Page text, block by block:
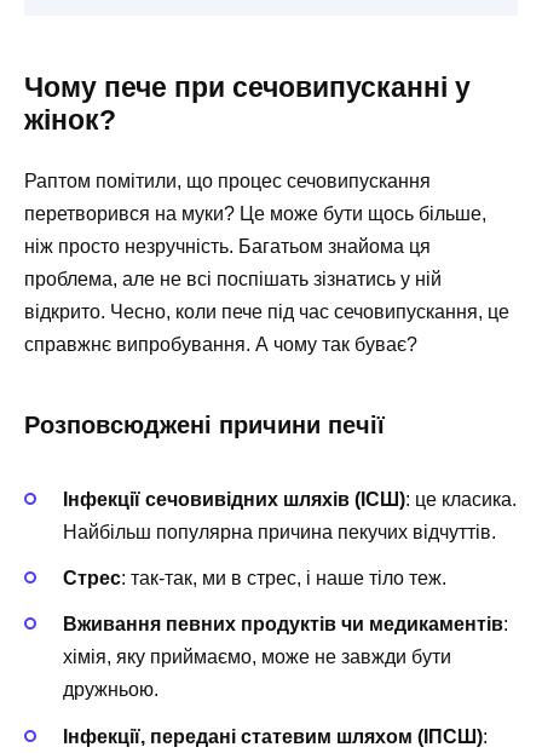
Чому пече при сечовипусканні у
жінок?
Раптом помітили, що процес сечовипускання
перетворився на муки? Це може бути щось більше,
ніж просто незручність. Багатьом знайома ця
проблема, але не всі поспішать зізнатись у ній
відкрито. Чесно, коли пече під час сечовипускання, це
справжнє випробування. А чому так буває?
Розповсюджені причини печії
Інфекції сечовивідних шляхів (ІСШ): це класика.
Найбільш популярна причина пекучих відчуттів.
Стрес: так-так, ми в стрес, і наше тіло теж.
Вживання певних продуктів чи медикаментів:
хімія, яку приймаємо, може не завжди бути
дружньою.
Інфекції, передані статевим шляхом (ІПСШ):